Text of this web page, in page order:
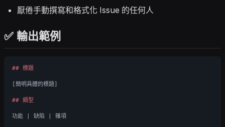
厭倦手動撰寫和格式化 Issue 的任何人
✅ 輸出範例
## 標題
[簡明具體的標題]
## 類型
功能 | 缺陷 | 雜項